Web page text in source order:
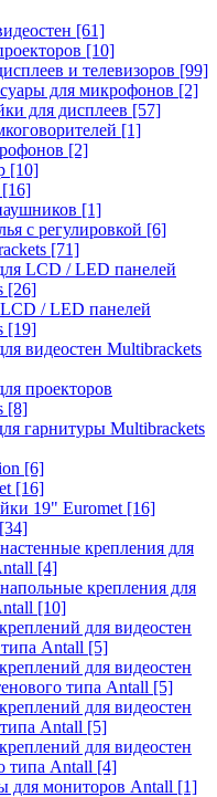
[61]
[10]
и телевизоров [99]
для микрофонов [2]
для дисплеев [57]
[1]
[2]
[10]
[16]
[1]
с регулировкой [6]
[71]
LCD / LED панелей
[26]
/ LED панелей
[19]
видеостен Multibrackets
проекторов
[8]
гарнитуры Multibrackets
[6]
[16]
19" Euromet [16]
[34]
крепления для
[4]
крепления для
[10]
для видеостен
Antall [5]
для видеостен
типа Antall [5]
для видеостен
Antall [5]
для видеостен
типа Antall [4]
для мониторов Antall [1]